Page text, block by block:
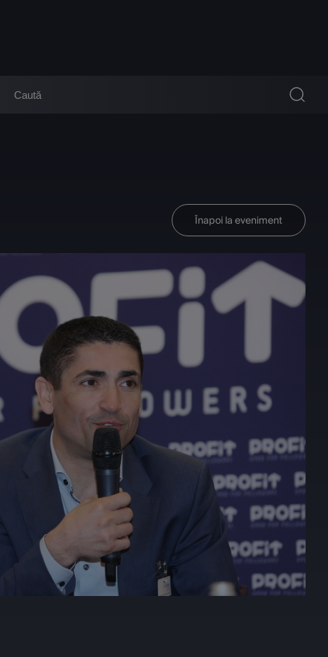
Înapoi la eveniment